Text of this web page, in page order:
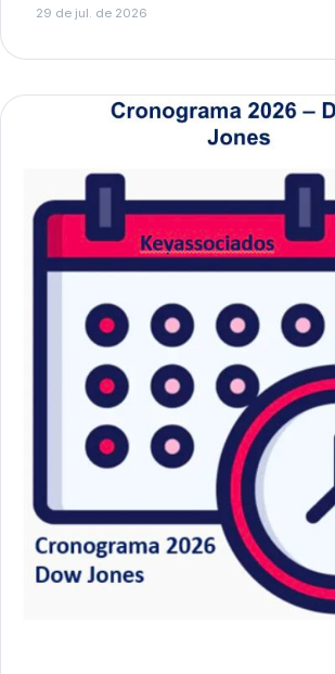
29 de jul. de 2026